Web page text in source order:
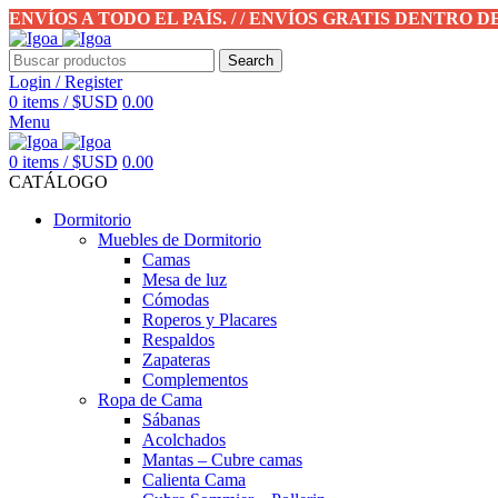
ENVÍOS A TODO EL PAÍS. / / ENVÍOS GRATIS DENTRO
Search
Login / Register
0 items / $USD 0.00
Menu
0 items / $USD 0.00
CATÁLOGO
Dormitorio
Muebles de Dormitorio
Camas
Mesa de luz
Cómodas
Roperos y Placares
Respaldos
Zapateras
Complementos
Ropa de Cama
Sábanas
Acolchados
Mantas – Cubre camas
Calienta Cama